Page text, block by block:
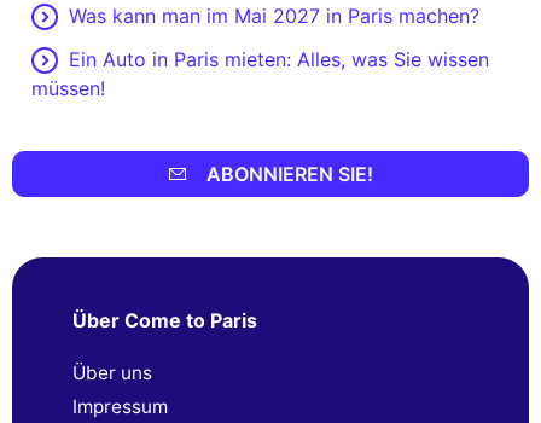
Was kann man im Mai 2027 in Paris machen?
Ein Auto in Paris mieten: Alles, was Sie wissen
müssen!
ABONNIEREN SIE!
Über Come to Paris
Über uns
Impressum